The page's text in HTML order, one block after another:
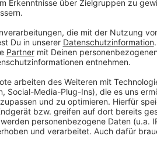
Wir
den
Wir
Ihren
die